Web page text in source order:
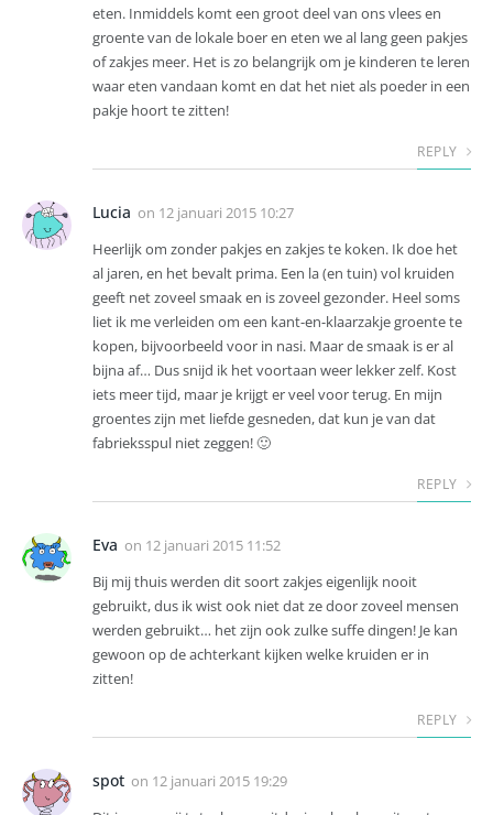
eten. Inmiddels komt een groot deel van ons vlees en
groente van de lokale boer en eten we al lang geen pakjes
of zakjes meer. Het is zo belangrijk om je kinderen te leren
waar eten vandaan komt en dat het niet als poeder in een
pakje hoort te zitten!
REPLY
Lucia on 12 januari 2015 10:27
Heerlijk om zonder pakjes en zakjes te koken. Ik doe het
al jaren, en het bevalt prima. Een la (en tuin) vol kruiden
geeft net zoveel smaak en is zoveel gezonder. Heel soms
liet ik me verleiden om een kant-en-klaarzakje groente te
kopen, bijvoorbeeld voor in nasi. Maar de smaak is er al
bijna af… Dus snijd ik het voortaan weer lekker zelf. Kost
iets meer tijd, maar je krijgt er veel voor terug. En mijn
groentes zijn met liefde gesneden, dat kun je van dat
fabrieksspul niet zeggen! 🙂
REPLY
Eva on 12 januari 2015 11:52
Bij mij thuis werden dit soort zakjes eigenlijk nooit
gebruikt, dus ik wist ook niet dat ze door zoveel mensen
werden gebruikt… het zijn ook zulke suffe dingen! Je kan
gewoon op de achterkant kijken welke kruiden er in
zitten!
REPLY
spot on 12 januari 2015 19:29